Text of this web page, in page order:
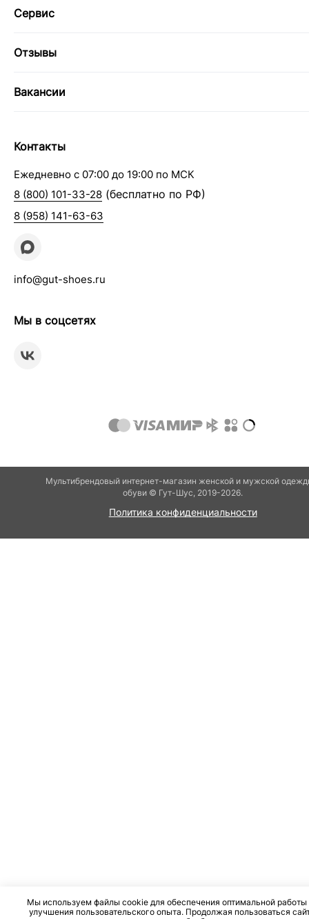
Сервис
Отзывы
Вакансии
Контакты
Ежедневно с 07:00 до 19:00 по МСК
8 (800) 101-33-28 (бесплатно по РФ)
8 (958) 141-63-63
info@gut-shoes.ru
Мы в соцсетях
Мультибрендовый интернет-магазин женской и мужской
обуви © Гут-Шуc, 2019-2026.
Политика конфиденциальности
Мы используем файлы cookie для обеспечения оптимальной работы
улучшения пользовательского опыта. Продолжая пользоваться